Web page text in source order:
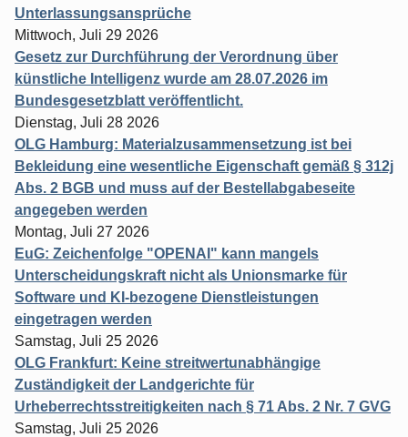
Unterlassungsansprüche
Mittwoch, Juli 29 2026
Gesetz zur Durchführung der Verordnung über
künstliche Intelligenz wurde am 28.07.2026 im
Bundesgesetzblatt veröffentlicht.
Dienstag, Juli 28 2026
OLG Hamburg: Materialzusammensetzung ist bei
Bekleidung eine wesentliche Eigenschaft gemäß § 312j
Abs. 2 BGB und muss auf der Bestellabgabeseite
angegeben werden
Montag, Juli 27 2026
EuG: Zeichenfolge "OPENAI" kann mangels
Unterscheidungskraft nicht als Unionsmarke für
Software und KI-bezogene Dienstleistungen
eingetragen werden
Samstag, Juli 25 2026
OLG Frankfurt: Keine streitwertunabhängige
Zuständigkeit der Landgerichte für
Urheberrechtsstreitigkeiten nach § 71 Abs. 2 Nr. 7 GVG
Samstag, Juli 25 2026